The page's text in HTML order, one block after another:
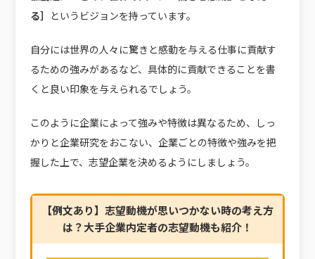
る］
というビジョンを持っています。
自分には世界の人々に驚きと感動を与える仕事に貢献す
るための強みがあるなど、具体的に貢献できることを書
くと良い印象を与えられるでしょう。
このように企業によって強みや特徴は異なるため、しっ
かりと企業研究をおこない、企業ごとの特徴や強みを把
握した上で、志望企業を決めるようにしましょう。
【例文あり】志望動機が思いつかない時の考え方
は？大手企業内定者の志望動機も紹介！